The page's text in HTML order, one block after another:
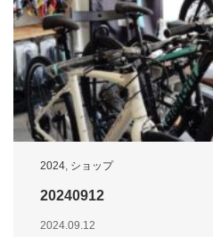
2024, ショップ
20240912
2024.09.12